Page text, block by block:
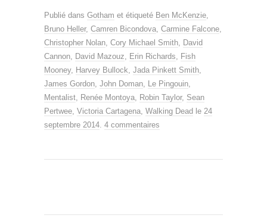
Publié dans Gotham et étiqueté Ben McKenzie
Bruno Heller, Camren Bicondova Carmine Falcone
Christopher Nolan Cory Michael Smith David
Cannon David Mazouz Erin Richards
Fish
Mooney, Harvey Bullock Jada Pinkett Smith
James Gordon John Doman Le Pingouin
Mentalist Renée Montoya Robin Taylor, Sean
Pertwee Victoria Cartagena Walking Dead le 24
septembre 2014 4 commentaires